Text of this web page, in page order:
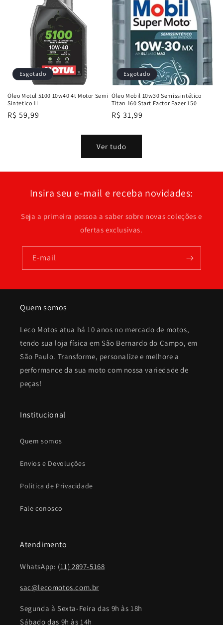
Esgotado
Óleo Motul 5100 10w40 4t Motor Semi
Sintetico 1L
Preço
R$ 59,99
Esgotado
Óleo Mobil 10w30 Semissintético
Titan 160 Start Factor Fazer 150
Preço
R$ 31,99
Ver tudo
Insira seu e-mail e receba novidades:
Seja a primeira pessoa a saber sobre novas coleções e
ofertas exclusivas.
E-mail
Quem somos
Leco Motos atua há 10 anos no mercado de motos,
tendo sua loja física em São Bernardo do Campo, em
São Paulo. Transforme, personalize e melhore a
performance da sua moto com nossa variedade de
peças!
Institucional
Quem somos
Envios e Devoluções
Politica de Privacidade
Fale conosco
Atendimento
WhatsApp: (11) 2897-5168
sac@lecomotos.com.br
Segunda à Sexta-Feira das 9h às 18h
Sábado das 9h às 14h